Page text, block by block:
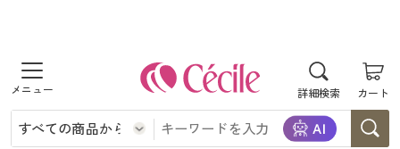
詳細検索 カート
商品を探す
レディース
レディース
レディース通販すべて
インナー・下着